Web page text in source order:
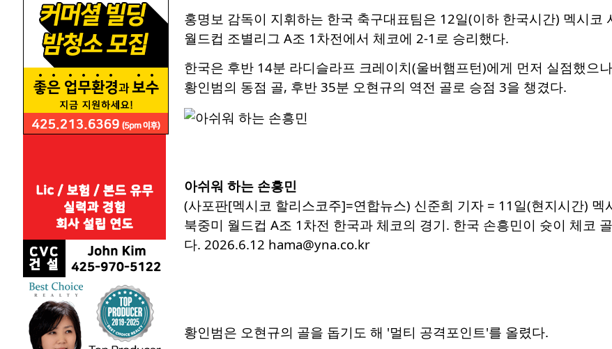
홍명보 감독이 지휘하는 한국 축구대표팀은 12일(이하 한국시간) 멕시코
월드컵 조별리그 A조 1차전에서 체코에 2-1로 승리했다.
한국은 후반 14분 라디슬라프 크레이치(울버햄프턴)에게 먼저 실점했으
황인범의 동점 골, 후반 35분 오현규의 역전 골로 승점 3을 챙겼다.
아쉬워 하는 손흥민
(사포판[멕시코 할리스코주]=연합뉴스) 신준희 기자 = 11일(현지시간)
북중미 월드컵 A조 1차전 한국과 체코의 경기. 한국 손흥민이 슛이 체코
다. 2026.6.12 hama@yna.co.kr
황인범은 오현규의 골을 돕기도 해 '멀티 공격포인트'를 올렸다.